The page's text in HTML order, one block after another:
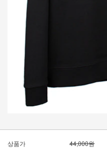
상품가 44,000원